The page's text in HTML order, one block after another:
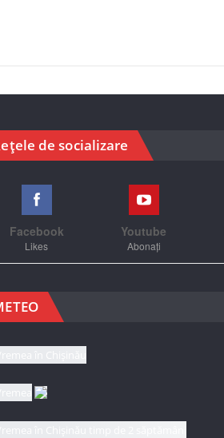
de socializare
Facebook
Likes
Youtube
Abonați